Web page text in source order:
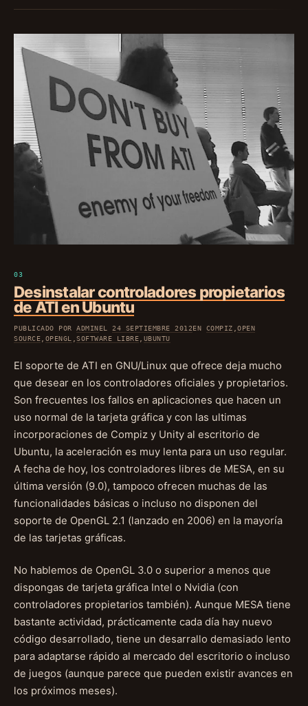
Desinstalar controladores propietarios
de ATI en Ubuntu
PUBLICADO PORADMIN EL24 SEPTIEMBRE 2012EN COMPIZ ,OPEN
SOURCE, OPENGL ,SOFTWARE LIBRE, UBUNTU
El soporte de ATI en GNU/Linux que ofrece deja mucho
que desear en los controladores oficiales y propietarios.
Son frecuentes los fallos en aplicaciones que hacen un
uso normal de la tarjeta gráfica y con las ultimas
incorporaciones de Compiz y Unity al escritorio de
Ubuntu, la aceleración es muy lenta para un uso regular.
A fecha de hoy, los controladores libres de MESA, en su
última versión (9.0), tampoco ofrecen muchas de las
funcionalidades básicas o incluso no disponen del
soporte de OpenGL 2.1 (lanzado en 2006) en la mayoría
de las tarjetas gráficas.
No hablemos de OpenGL 3.0 o superior a menos que
dispongas de tarjeta gráfica Intel o Nvidia (con
controladores propietarios también). Aunque MESA tiene
bastante actividad, prácticamente cada día hay nuevo
código desarrollado, tiene un desarrallo demasiado lento
para adaptarse rápido al mercado del escritorio o incluso
de juegos (aunque parece que pueden existir avances en
los próximos meses).